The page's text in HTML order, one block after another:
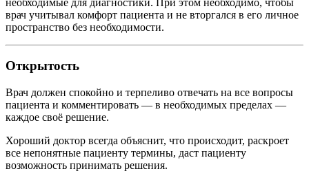
врач учитывал комфорт пациента и не вторгался в его личное
пространство без необходимости.
Открытость
Врач должен спокойно и терпеливо отвечать на все вопросы
пациента и комментировать — в необходимых пределах —
каждое своё решение.
Хороший доктор всегда объяснит, что происходит, раскроет
все непонятные пациенту термины, даст пациенту
возможность принимать решения.